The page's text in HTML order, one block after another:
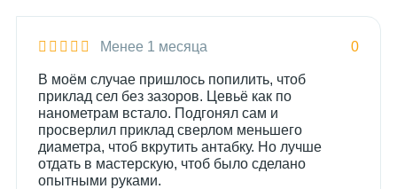
Менее 1 месяца 0
В моём случае пришлось попилить, чтоб
приклад сел без зазоров. Цевьё как по
нанометрам встало. Подгонял сам и
просверлил приклад сверлом меньшего
диаметра, чтоб вкрутить антабку. Но лучше
отдать в мастерскую, чтоб было сделано
опытными руками.